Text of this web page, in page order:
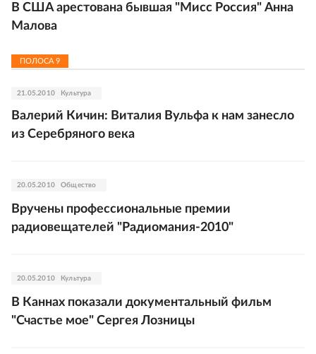
В США арестована бывшая "Мисс Россия" Анна
Малова
ПОЛОСА 9
21.05.2010 Культура
Валерий Кичин: Виталия Вульфа к нам занесло
из Серебряного века
20.05.2010 Общество
Вручены профессиональные премии
радиовещателей "Радиомания-2010"
20.05.2010 Культура
В Каннах показали документальный фильм
"Счастье мое" Сергея Лозницы